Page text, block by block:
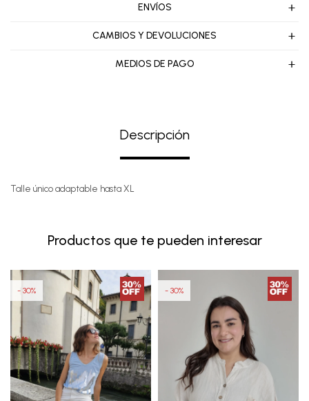
ENVÍOS
CAMBIOS Y DEVOLUCIONES
MEDIOS DE PAGO
Descripción
Talle único adaptable hasta XL
Productos que te pueden interesar
30 30